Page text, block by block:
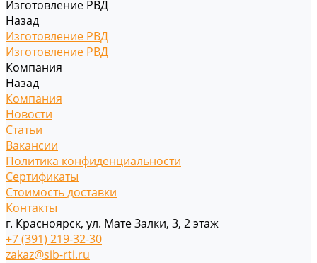
Изготовление РВД
Назад
Изготовление РВД
Изготовление РВД
Компания
Назад
Компания
Новости
Статьи
Вакансии
Политика конфиденциальности
Сертификаты
Стоимость доставки
Контакты
г. Красноярск, ул. Мате Залки, 3, 2 этаж
+7 (391) 219-32-30
zakaz@sib-rti.ru